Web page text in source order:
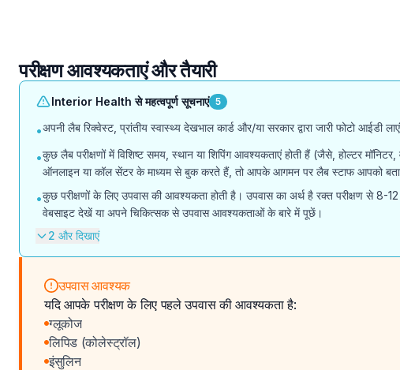
परीक्षण आवश्यकताएं और तैयारी
Interior Health से महत्वपूर्ण सूचनाएं 5
•अपनी लैब रिक्वेस्ट, प्रांतीय स्वास्थ्य देखभाल कार्ड और/या सरकार द्वारा जारी फोटो
•कुछ लैब परीक्षणों में विशिष्ट समय, स्थान या शिपिंग आवश्यकताएं होती हैं (जैसे, होल्टर
ऑनलाइन या कॉल सेंटर के माध्यम से बुक करते हैं, तो आपके आगमन पर लैब स्टाफ आपको
•कुछ परीक्षणों के लिए उपवास की आवश्यकता होती है। उपवास का अर्थ है रक्त परीक्षण से
वेबसाइट देखें या अपने चिकित्सक से उपवास आवश्यकताओं के बारे में पूछें।
2 और दिखाएं
उपवास आवश्यक
यदि आपके परीक्षण के लिए पहले उपवास की आवश्यकता है:
ग्लूकोज
लिपिड (कोलेस्ट्रॉल)
इंसुलिन